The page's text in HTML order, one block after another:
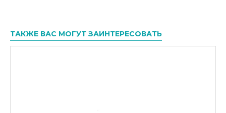
ТАКЖЕ ВАС МОГУТ ЗАИНТЕРЕСОВАТЬ